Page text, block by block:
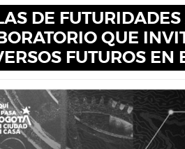
DE
QUE
FUTUROS EN